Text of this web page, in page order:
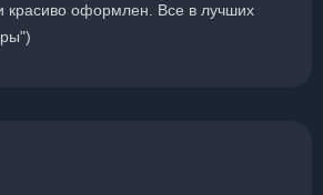
красиво оформлен. Все в лучших